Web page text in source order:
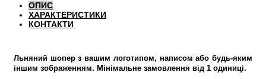
ОПИС
ХАРАКТЕРИСТИКИ
КОНТАКТИ
Льняний шопер з вашим логотипом, написом або будь-яким
іншим зображенням. Мінімальне замовлення від 1 одиниці.